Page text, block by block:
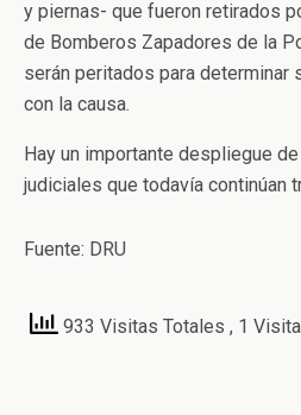
y piernas- que fueron retirados
de Bomberos Zapadores de la
serán peritados para determinar
con la causa.
Hay un importante despliegue
judiciales que todavía continúan
Fuente: DRU
933 Visitas Totales , 1